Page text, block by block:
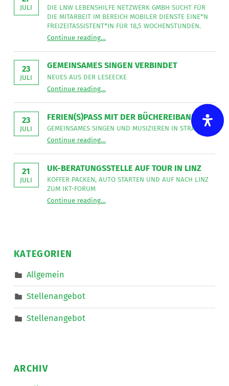
sucht
die
LNW
Lebenshilfe
NetzWerk
GmbH
Verstärkung.
Du
bist
(Dipl.)
Fachsozialbetreuer*in
oder
Pflegeassistent*in?
Dann
gestalte
selbstorganisierten
aktiv
”
JULI
DIE LNW LEBENSHILFE NETZWERK GMBH SUCHT FÜR
DIE MITARBEIT IM BEREICH MOBILER DIENSTE EINE*N
FREIZEITASSISTENT*IN FÜR 18,5 WOCHENSTUNDEN.
Continue readingDie
Lebenshilfe
GmbH
für
die
Mitarbeit
im
Mobiler
eine*n
Freizeitassistent*in
für
…
23
JULI
GEMEINSAMES SINGEN VERBINDET
NEUES AUS DER LESEECKE
Continue readingNeues
der
”
…
23
JULI
FERIEN(S)PASS MIT DER BÜCHEREIBAND
GEMEINSAMES SINGEN UND MUSIZIEREN IN STRADEN
Continue readingGemeinsames
und
in
Straden
”
…
21
JULI
UK-BERATUNGSSTELLE AUF TOUR IN LINZ
KOFFER PACKEN, AUTO STARTEN UND AUF NACH LINZ
ZUM IKT-FORUM
Continue readingUK-Beratungsstelle auf Tour in Linz
Koffer
…
KATEGORIEN
Allgemein
Stellenangebot
Stellenangebot
ARCHIV